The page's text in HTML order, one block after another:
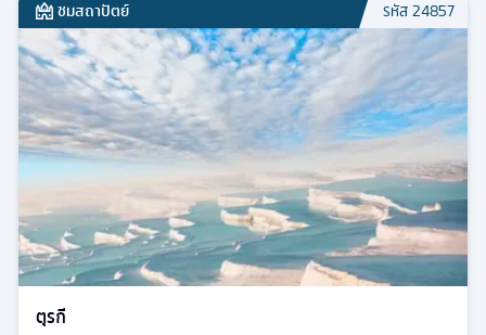
ชมสถาปัตย์ รหัส24857
ตุรกี